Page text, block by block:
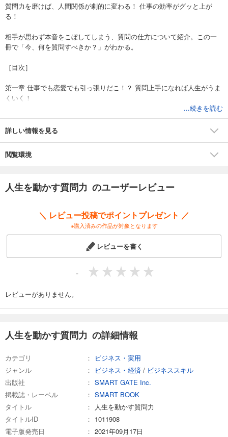
質問力を磨けば、人間関係が劇的に変わる！ 仕事の効率がグッと上が
る！
相手が思わず本音をこぼしてしまう、質問の仕方について紹介。この一
冊で「今、何を質問すべきか？」がわかる。
［目次］
第一章 仕事でも恋愛でも引っ張りだこ！？ 質問上手になれば人生がうま
くいく！
第二章 部下が付いてくる！上司やクライアントに信頼される！ ビジネス
で使える質問力
ってくる！
「質問力」という武器があることです。あなたの周りをぐるりと見渡し
てみると、心当たりのある人が何人かいるのではないでしょうか？ そも
そも「質問力」は、コミュニケーション能力の１つです。質問上手にな
ると、会話を盛り上げることができるだけでなく、あらゆる人間関係を
円滑にしたり、仕事で成果を出しやすくなったりします。とはいえ注意
したいのは、何でも質問すればいいわけではないということ。「相手に
何を質問するか？」がとても重要です。
そこで本書では、質問力とは何かについて取り上げながら、シーン別に
「相手が思わずポロリと本音をこぼす」質問の仕方を紹介。日常に取り
入れやすい、理論やテクニックなどをまとめています。ぜひ本書を通じ
き始めるはずです。
...続きを読む
詳しい情報を見る
閲覧環境
人生を動かす質問力 のユーザーレビュー
＼ レビュー投稿でポイントプレゼント ／
※購入済みの作品が対象となります
レビューを書く
-
レビューがありません。
人生を動かす質問力 の詳細情報
カテゴリ
ビジネス・実用
ジャンル
ビジネス・経済 / ビジネススキル
出版社
SMART GATE Inc.
掲載誌・レーベル
SMART BOOK
タイトル
人生を動かす質問力
タイトルID
1011908
電子版発売日
2021年09月17日